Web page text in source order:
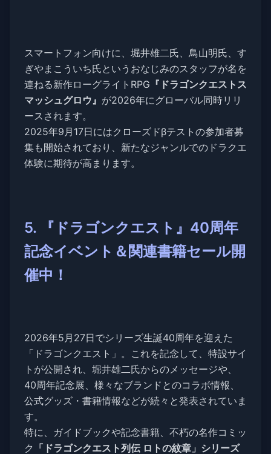
スマートフォン向けに、堀井雄二氏、鳥山明氏、す
ぎやまこういち氏というおなじみのスタッフが名を
連ねる新作ローグライトRPG 『ドラゴンクエストス
マッシュグロウ』 が2026年にグローバル同時リリ
ースされます。
2025年9月17日にはクローズドβテストの参加者募
集も開始されており、新たなジャンルでのドラクエ
体験に期待が高まります。
5. 『ドラゴンクエスト』40周年
記念イベント＆関連書籍セール開
催中！
2026年5月27日でシリーズ生誕40周年を迎えた
「ドラゴンクエスト」。これを記念して、特設サイ
トが公開され、堀井雄二氏からのメッセージや、
40周年記念展、様々なブランドとのコラボ情報、
公式グッズ・書籍情報などが続々と発表されていま
す。
特に、ガイドブックや記念書籍、不朽の名作コミッ
ク 「ドラゴンクエスト列伝 ロトの紋章」シリーズ